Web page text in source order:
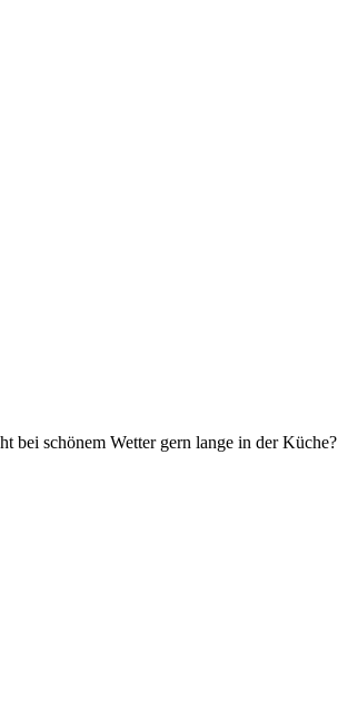
bei schönem Wetter gern lange in der Küche?